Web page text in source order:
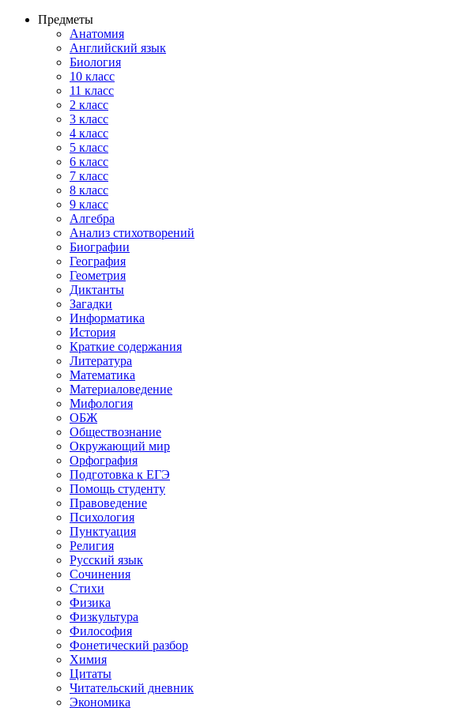
Предметы
Анатомия
Английский язык
Биология
10 класс
11 класс
2 класс
3 класс
4 класс
5 класс
6 класс
7 класс
8 класс
9 класс
Алгебра
Анализ стихотворений
Биографии
География
Геометрия
Диктанты
Загадки
Информатика
История
Краткие содержания
Литература
Математика
Материаловедение
Мифология
ОБЖ
Обществознание
Окружающий мир
Орфография
Подготовка к ЕГЭ
Помощь студенту
Правоведение
Психология
Пунктуация
Религия
Русский язык
Сочинения
Стихи
Физика
Физкультура
Философия
Фонетический разбор
Химия
Цитаты
Читательский дневник
Экономика